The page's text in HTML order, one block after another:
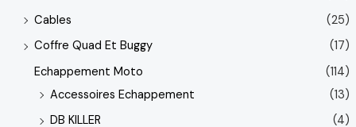
Cables
(25)
Coffre Quad Et Buggy
(17)
Echappement Moto
(114)
Accessoires Echappement
(13)
DB KILLER
(4)